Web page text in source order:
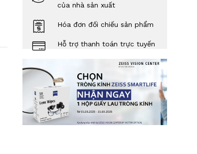
của nhà sản xuất
Hóa đơn đối chiếu sản phẩm
Hỗ trợ thanh toán trực tuyến